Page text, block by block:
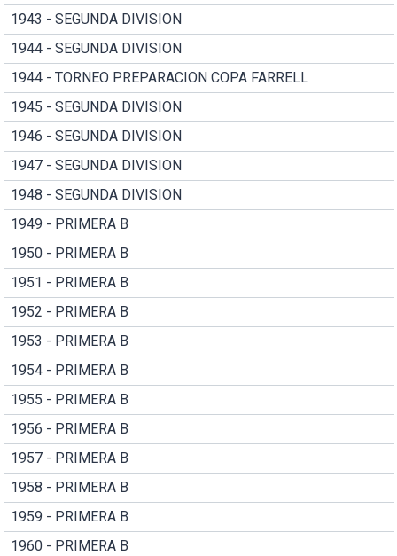
1943 - SEGUNDA DIVISION
1944 - SEGUNDA DIVISION
1944 - TORNEO PREPARACION COPA FARRELL
1945 - SEGUNDA DIVISION
1946 - SEGUNDA DIVISION
1947 - SEGUNDA DIVISION
1948 - SEGUNDA DIVISION
1949 - PRIMERA B
1950 - PRIMERA B
1951 - PRIMERA B
1952 - PRIMERA B
1953 - PRIMERA B
1954 - PRIMERA B
1955 - PRIMERA B
1956 - PRIMERA B
1957 - PRIMERA B
1958 - PRIMERA B
1959 - PRIMERA B
1960 - PRIMERA B